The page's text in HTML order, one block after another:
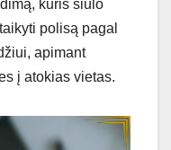
kuris siūlo
polisą pagal
apimant
į atokias vietas.